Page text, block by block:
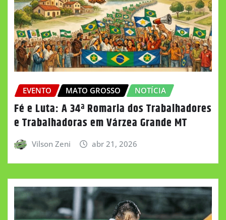
EVENTO MATO GROSSO NOTÍCIA
Fé e Luta: A 34ª Romaria dos Trabalhadores
e Trabalhadoras em Várzea Grande MT
Vilson Zeni abr 21, 2026